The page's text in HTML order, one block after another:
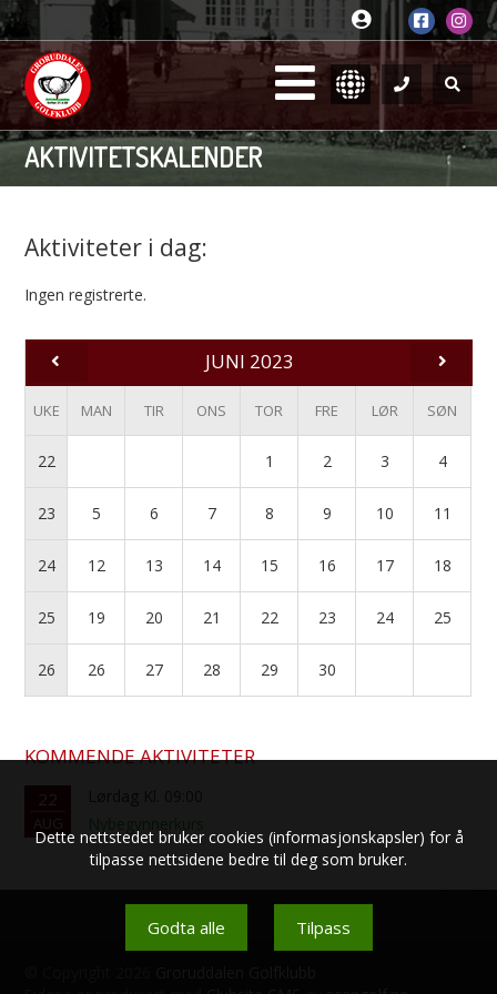
AKTIVITETSKALENDER
Aktiviteter i dag:
Ingen registrerte.
JUNI 2023
UKE MAN TIR ONS TOR FRE LØR SØN
22 1 2 3 4
23 5 6 7 8 9 10 11
24 12 13 14 15 16 17 18
25 19 20 21 22 23 24 25
26 26 27 28 29 30
KOMMENDE AKTIVITETER
22
AUG
Dette nettstedet bruker cookies (informasjonskapsler) for å
tilpasse nettsidene bedre til deg som bruker.
Godta alle Tilpass